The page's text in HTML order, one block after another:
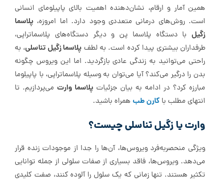
همین آمار و ارقام، نشان‌دهنده اهمیت بالای پاپیلومای انسانی
است. روش‌های درمانی متعددی وجود دارد. اما امروزه، پلاسما
زگیل با دستگاه پلاسما پن و دیگر دستگاه‌های پلاسماتراپی،
طرفداران بیشتری پیدا کرده است. به لطف پلاسما زگیل تناسلی، به‌
راحتی می‌توانید به زندگی عادی بازگردید. اما این ویروس چگونه
بدن را درگیر می‌کند؟ آیا می‌توان به وسیله پلاسما‌تراپی، با پاپیلوما
مبارزه کرد؟ در ادامه به بیان جزئیات پلاسما وارت می‌پردازیم. تا
انتهای مطلب با کارن طب همراه باشید.
وارت یا زگیل تناسلی چیست؟
ویژگی منحصر‌به‌فرد ویروس‌ها، آن‌ها را جدا از موجودات زنده قرار
می‌دهد. ویروس‌ها، فاقد بسیاری از صفات سلولی از جمله توانایی
تکثیر هستند. تنها زمانی که یک سلول را آلوده کنند، صفت کلیدی